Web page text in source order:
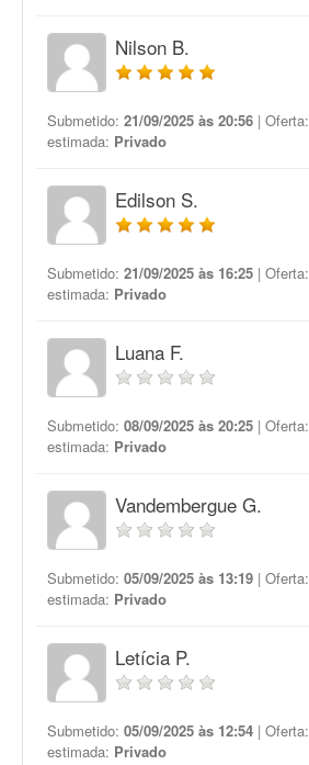
Nilson B.
Submetido: 21/09/2025 às 20:56 | Oferta:
estimada: Privado
Edilson S.
Submetido: 21/09/2025 às 16:25 | Oferta:
estimada: Privado
Luana F.
Submetido: 08/09/2025 às 20:25 | Oferta:
estimada: Privado
Vandembergue G.
Submetido: 05/09/2025 às 13:19 | Oferta:
estimada: Privado
Letícia P.
Submetido: 05/09/2025 às 12:54 | Oferta:
estimada: Privado